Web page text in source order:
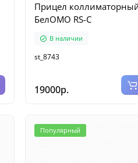
Прицел
БелОМО RS-C
В наличии
st_8743
19000р.
Популярный